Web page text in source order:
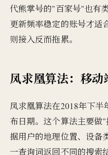
代熊掌号的"百家号"也有
更新频率稳定的账号才适
则接入反而拖累。
凤求凰算法：移
凤求凰算法在2018年下
布日期。这个算法主要
据用户的地理位置、设备
一查询词返回不同的搜索